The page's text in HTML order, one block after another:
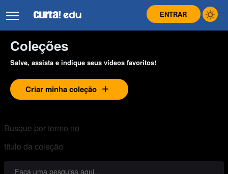
ENTRAR
Coleções
Salve, assista e indique seus vídeos favoritos!
Criar minha coleção
Busque por termo no
título da coleção